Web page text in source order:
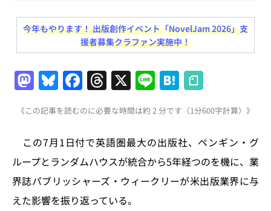
今年もやります！ 出版創作イベント「NovelJam 2026」支
援者募集クラファン実施中！
M
a
st
o
d
o
n
Bl
u
e
s
k
y
F
a
c
e
b
o
o
T
h
re
a
d
s
X Li
n
e
H
at
e
n
a
《この記事を読むのに必要な時間は約 2 分です（1分600字計算）》
この7月1日付で英語圏最大の出版社、ペンギン・グ
ループとランダムハウスが統合から5年経つのを機に、業
界誌パブリッシャーズ・ウィークリーが米出版業界に与
えた影響を振り返っている。